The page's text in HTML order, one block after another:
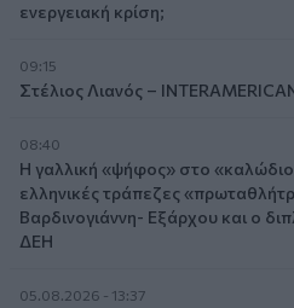
ενεργειακή κρίση;
09:15
Στέλιος Λιανός –
08:40
Η γαλλική «ψήφος» στο
ελληνικές τράπεζες
Βαρδινογιάννη- Εξάρχου και ο
ΔΕΗ
05.08.2026 - 13:37